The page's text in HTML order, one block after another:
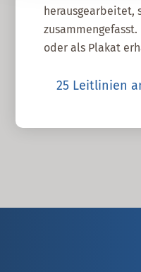
herausgearbeitet,
zusammengefasst.
oder als Plakat
25 Leitlinien